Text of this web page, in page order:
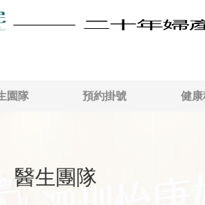
園隊 預約掛號 健
醫生團隊